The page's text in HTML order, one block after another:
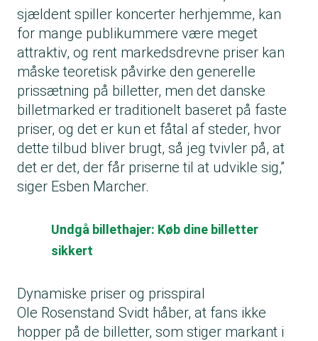
sjældent spiller koncerter herhjemme, kan
for mange publikummere være meget
attraktiv, og rent markedsdrevne priser kan
måske teoretisk påvirke den generelle
prissætning på billetter, men det danske
billetmarked er traditionelt baseret på faste
priser, og det er kun et fåtal af steder, hvor
dette tilbud bliver brugt, så jeg tvivler på, at
det er det, der får priserne til at udvikle sig,”
siger Esben Marcher.
Undgå billethajer: Køb dine billetter
sikkert
Dynamiske priser og prisspiral
Ole Rosenstand Svidt håber, at fans ikke
hopper på de billetter, som stiger markant i